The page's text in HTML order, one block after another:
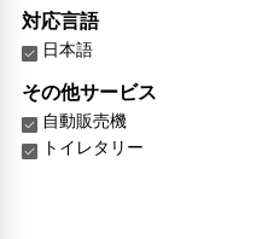
対応言語
日本語
その他サービス
自動販売機
トイレタリー